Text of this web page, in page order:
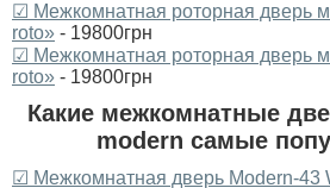
☑ Межкомнатная роторная дверь
roto»‎ - 19800грн
☑ Межкомнатная роторная дверь
roto»‎ - 19800грн
Какие межкомнатные
modern самые
☑ Межкомнатная дверь Modern-43